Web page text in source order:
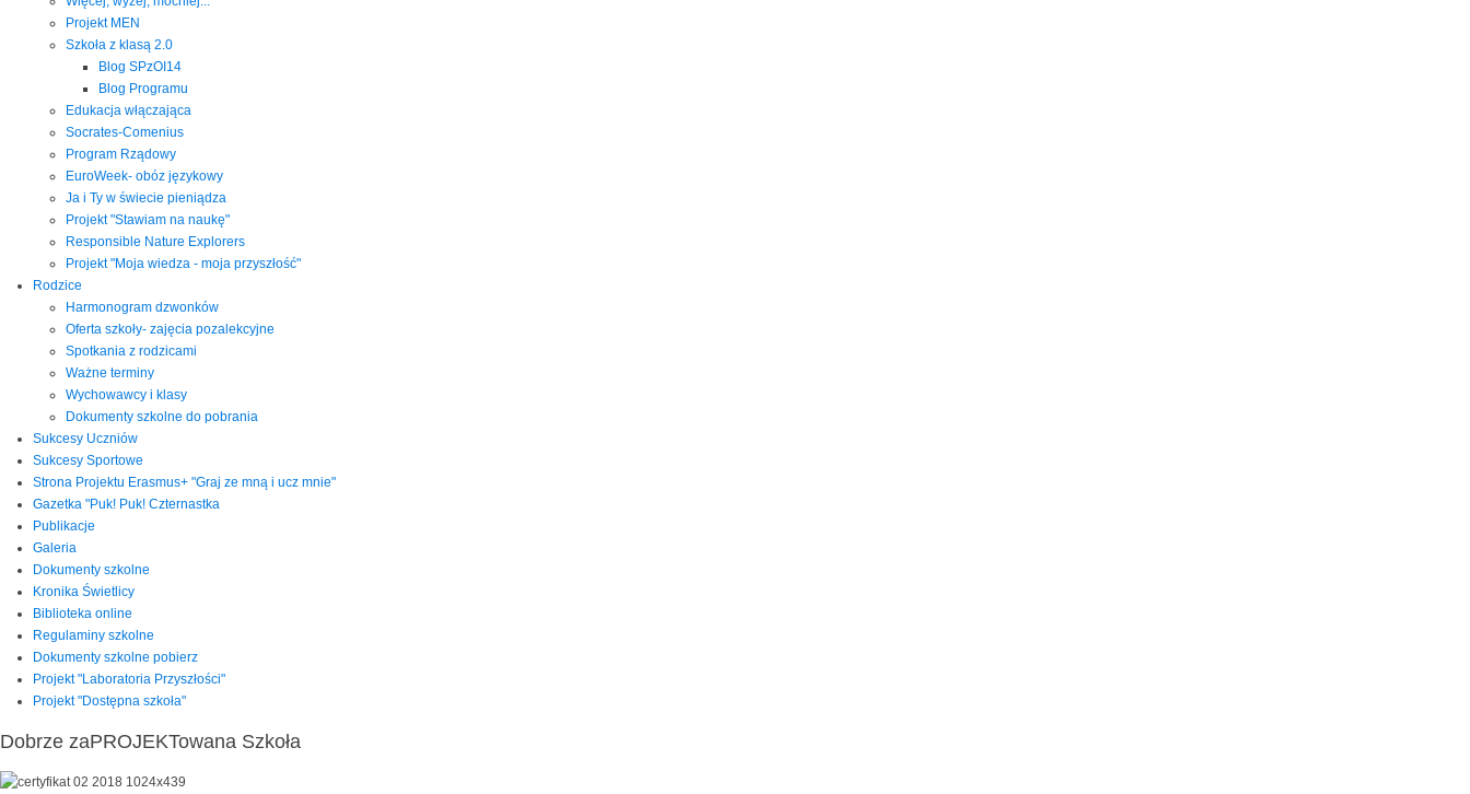
Projekt MEN
Szkoła z klasą 2.0
Blog SPzOI14
Blog Programu
Edukacja włączająca
Socrates-Comenius
Program Rządowy
EuroWeek- obóz językowy
Ja i Ty w świecie pieniądza
Projekt "Stawiam na naukę"
Responsible Nature Explorers
Projekt "Moja wiedza - moja przyszłość"
Rodzice
Harmonogram dzwonków
Oferta szkoły- zajęcia pozalekcyjne
Spotkania z rodzicami
Ważne terminy
Wychowawcy i klasy
Dokumenty szkolne do pobrania
Sukcesy Uczniów
Sukcesy Sportowe
Strona Projektu Erasmus+ "Graj ze mną i ucz mnie"
Gazetka "Puk! Puk! Czternastka
Publikacje
Galeria
Dokumenty szkolne
Kronika Świetlicy
Biblioteka online
Regulaminy szkolne
Dokumenty szkolne pobierz
Projekt "Laboratoria Przyszłości"
Projekt "Dostępna szkoła"
Dobrze zaPROJEKTowana Szkoła